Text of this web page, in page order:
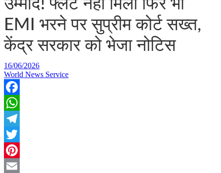
उम्मीद! फ्लैट नहीं मिला फिर भी
EMI भरने पर सुप्रीम कोर्ट सख्त,
केंद्र सरकार को भेजा नोटिस
16/06/2026
World News Service
Facebook
WhatsApp
Telegram
Twitter
Pinterest